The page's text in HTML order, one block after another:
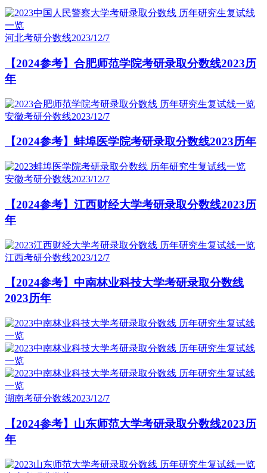
河北考研分数线2023/12/7
【2024参考】合肥师范学院考研录取分数线2023历
年
安徽考研分数线2023/12/7
【2024参考】蚌埠医学院考研录取分数线2023历年
安徽考研分数线2023/12/7
【2024参考】江西财经大学考研录取分数线2023历
年
江西考研分数线2023/12/7
【2024参考】中南林业科技大学考研录取分数线
2023历年
湖南考研分数线2023/12/7
【2024参考】山东师范大学考研录取分数线2023历
年